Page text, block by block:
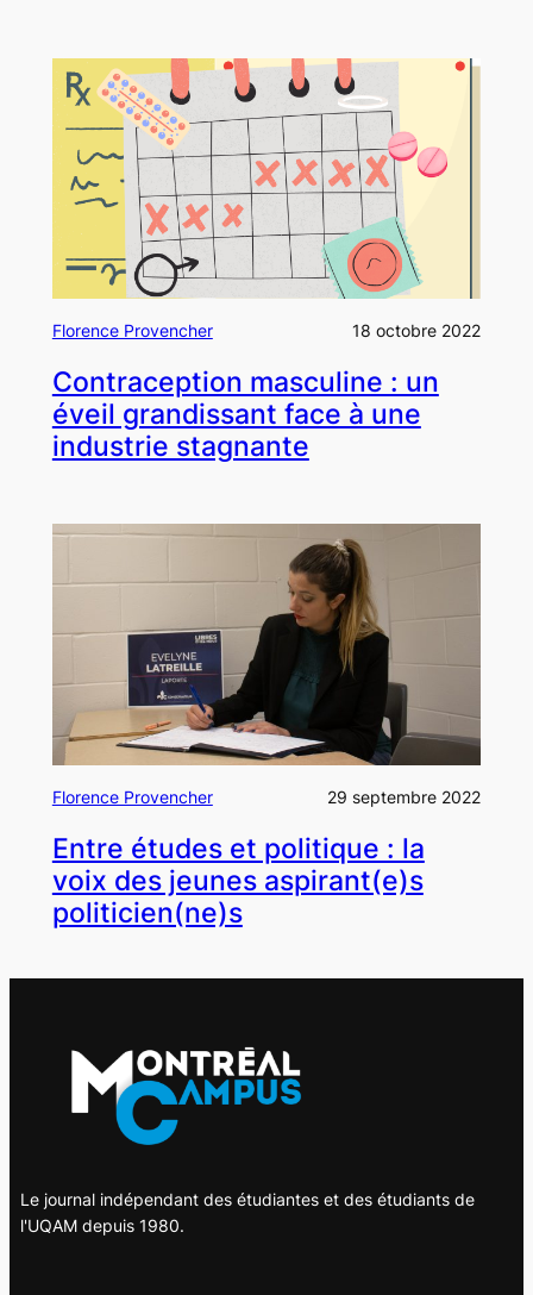
Florence Provencher 18 octobre 2022
Contraception masculine : un
éveil grandissant face à une
industrie stagnante
Florence Provencher 29 septembre 2022
Entre études et politique : la
voix des jeunes aspirant(e)s
politicien(ne)s
Le journal indépendant des étudiantes et des étudiants de
l'UQAM depuis 1980.